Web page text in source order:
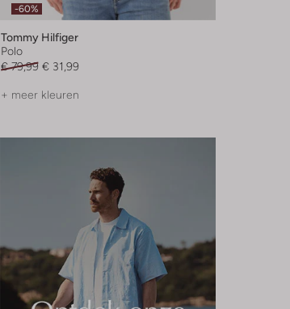
-60%
Tommy Hilfiger
Polo
€ 79,99 € 31,99
+ meer kleuren